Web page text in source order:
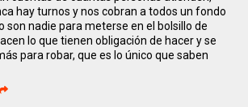
hay turnos y nos cobran a todos un fondo
son nadie para meterse en el bolsillo de
lo que tienen obligación de hacer y se
para robar, que es lo único que saben